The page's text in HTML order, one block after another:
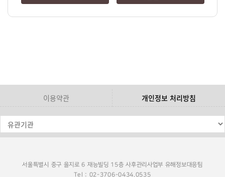
이용약관 개인정보 처리방침
서울특별시 중구 을지로 6 재능빌딩 15층 사후관리사업부 유해정보대응팀
Tel : 02-3706-0434,0535